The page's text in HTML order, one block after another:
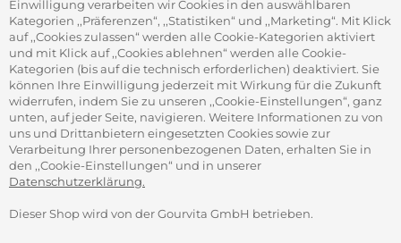
Adam-Opel-Str. 19
63322 Rödermark
SICHER ZAHLEN
Einwilligung verarbeiten wir Cookies in den auswählbaren
Kategorien ,,Präferenzen“, ,,Statistiken“ und ,,Marketing“. Mit Klick
auf ,,Cookies zulassen“ werden alle Cookie-Kategorien aktiviert
und mit Klick auf ,,Cookies ablehnen“ werden alle Cookie-
Kategorien (bis auf die technisch erforderlichen) deaktiviert. Sie
können Ihre Einwilligung jederzeit mit Wirkung für die Zukunft
widerrufen, indem Sie zu unseren ,,Cookie-Einstellungen“, ganz
unten, auf jeder Seite, navigieren. Weitere Informationen zu von
uns und Drittanbietern eingesetzten Cookies sowie zur
Verarbeitung Ihrer personenbezogenen Daten, erhalten Sie in
den ,,Cookie-Einstellungen“ und in unserer
Datenschutzerklärung.
Dieser Shop wird von der Gourvita GmbH betrieben.